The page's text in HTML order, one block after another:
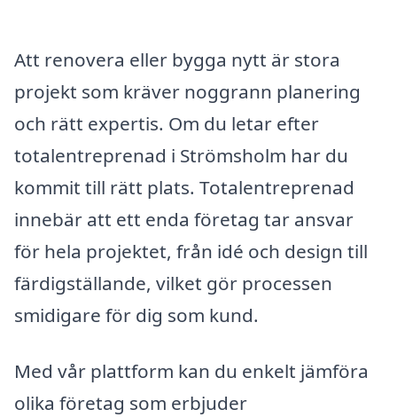
Att renovera eller bygga nytt är stora
projekt som kräver noggrann planering
och rätt expertis. Om du letar efter
totalentreprenad i Strömsholm har du
kommit till rätt plats. Totalentreprenad
innebär att ett enda företag tar ansvar
för hela projektet, från idé och design till
färdigställande, vilket gör processen
smidigare för dig som kund.
Med vår plattform kan du enkelt jämföra
olika företag som erbjuder